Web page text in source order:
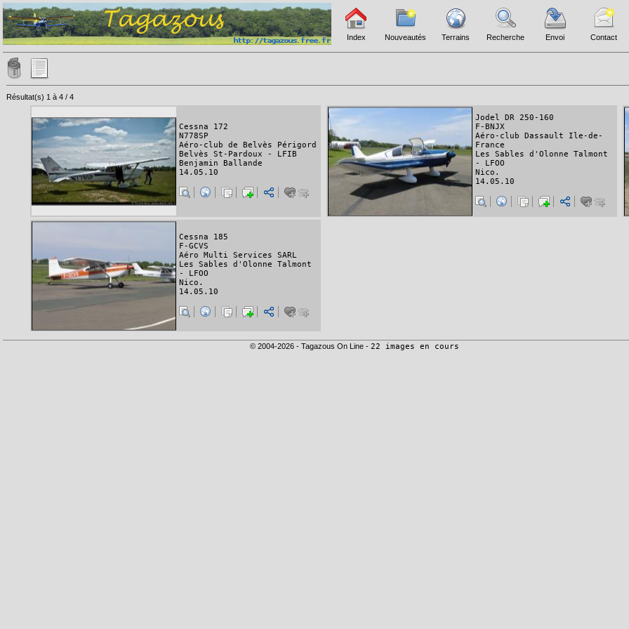
Index Nouveautés Terrains Recherche Envoi Contact
Résultat(s) 1 à 4 / 4
Cessna 172
N778SP
Aéro-club de Belvès Périgord
Belvès St-Pardoux - LFIB
Benjamin Ballande
14.05.10
Jodel DR 250-160
F-BNJX
Aéro-club Dassault Ile-de-
France
Les Sables d'Olonne Talmont
- LFOO
Nico.
14.05.10
Cessna 185
F-GCVS
Aéro Multi Services SARL
Les Sables d'Olonne Talmont
- LFOO
Nico.
14.05.10
© 2004-2026 - Tagazous On Line - 22 images en cours